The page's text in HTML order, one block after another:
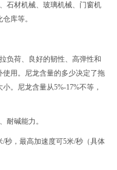
石材机械、玻璃机械、门窗机
库等。
负荷、良好的韧性、高弹性和
用。尼龙含量的多少决定了拖
。尼龙含量从5%-17%不等，
耐碱能力。
/秒，最高加速度可5米/秒（具体